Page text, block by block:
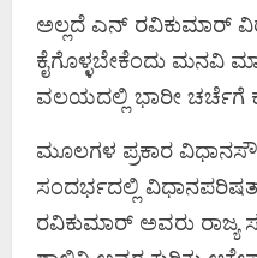
ಅಲ್ಲದೆ ಎನ್​ ರವಿಕುಮಾರ್
ಕೈಗೊಳ್ಳಬೇಕೆಂದು ಮನವಿ
ವಲಯದಲ್ಲಿ ಭಾರೀ ಚರ್ಚೆಗೆ
ಮೂಲಗಳ ಪ್ರಕಾರ
ಸಂದರ್ಭದಲ್ಲಿ
ರವಿಕುಮಾರ್ ಅವರು ರಾಜ್ಯ